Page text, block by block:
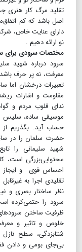
تقلید مرگ کار هنری
اصل باشد که کم
دارای عنایت خاص،
نو ارائه دهیم .
مختصات سرودی برای
سرود درباره شهید
معرفت، نه پر حرف
تعبیرات درخشان اما
مقاومت و اشارات
ندای قلوب مردم و
موسیقی ساده، سلیس و
حساب آید. بگذریم
حضرت سلمان را در
شهید سلیمانی را
محتوایی‌بزرگی است،
احساس قوی و ایجاز
تقلیدی اجرا به
نظر ساختار بصری و
سرود را حتمی‌کرده
ظرفیت ساختن سرودهای
خلوص و تاثیر و
شتابزدگی، سطح
بی‌جای بومی‌ و دادن